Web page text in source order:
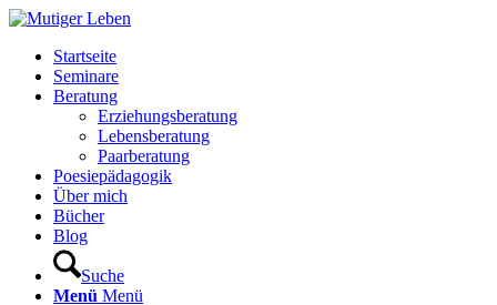
Startseite
Seminare
Beratung
Erziehungsberatung
Lebensberatung
Paarberatung
Poesiepädagogik
Über mich
Bücher
Blog
Suche
Menü Menü